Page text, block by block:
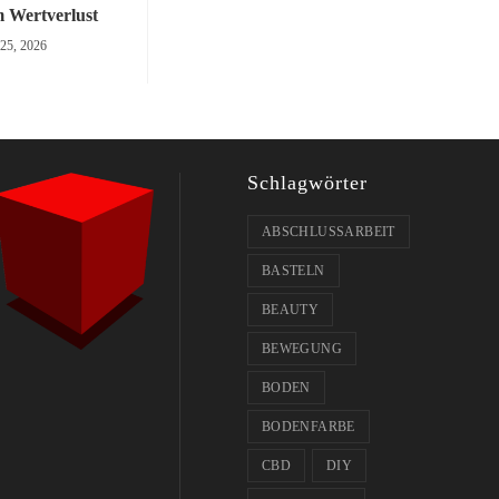
Wertverlust
2026
Schlagwörter
ABSCHLUSSARBEIT
BASTELN
BEAUTY
BEWEGUNG
BODEN
BODENFARBE
CBD DIY